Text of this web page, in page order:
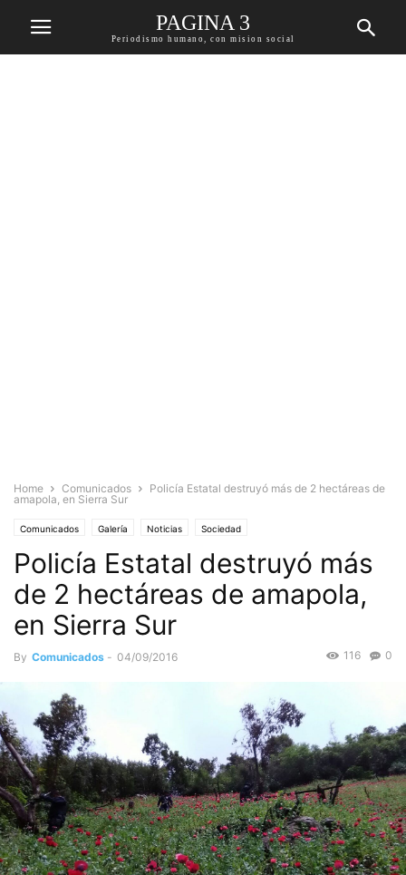
PAGINA 3
Periodismo humano, con mision social
Home Comunicados
Policía Estatal destruyó más de 2 hectáreas de
amapola, en Sierra Sur
Comunicados Galería Noticias Sociedad
Policía Estatal destruyó más
de 2 hectáreas de amapola,
en Sierra Sur
By Comunicados - 04/09/2016 0
116